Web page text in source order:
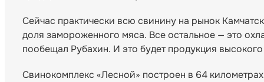
Сейчас практически всю свинину на рынок
доля замороженного мяса. Все остальное — это
пообещал Рубахин. И это будет продукция высокого
Свинокомплекс «Лесной» построен в 64